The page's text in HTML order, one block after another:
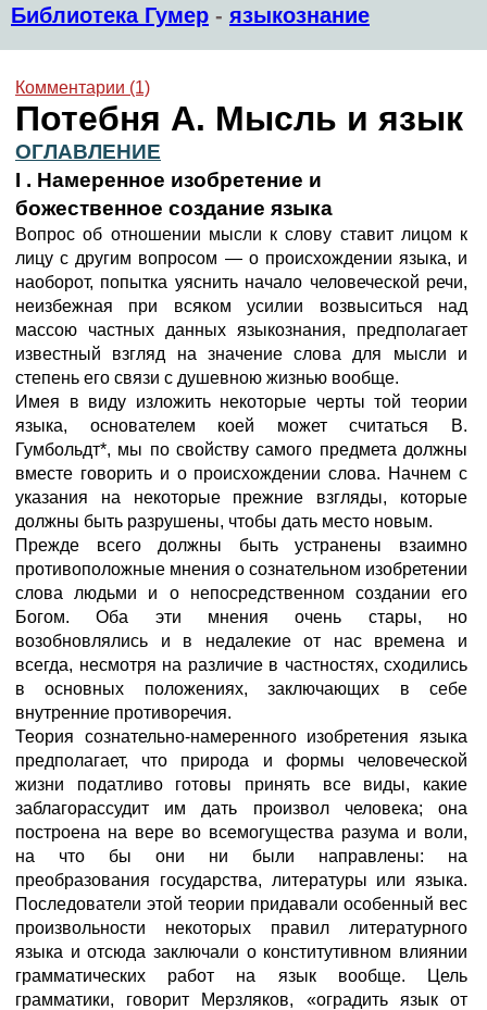
Библиотека Гумер - языкознание
Комментарии (1)
Потебня А. Мысль и язык
ОГЛАВЛЕНИЕ
I . Намеренное изобретение и
божественное создание языка
Вопрос об отношении мысли к слову ставит лицом к
лицу с другим вопросом — о происхождении языка, и
наоборот, попытка уяснить начало человеческой речи,
неизбежная при всяком усилии возвыситься над
массою частных данных языкознания, предполагает
известный взгляд на значение слова для мысли и
степень его связи с душевною жизнью вообще.
Имея в виду изложить некоторые черты той теории
языка, основателем коей может считаться В.
Гумбольдт*, мы по свойству самого предмета должны
вместе говорить и о происхождении слова. Начнем с
указания на некоторые прежние взгляды, которые
должны быть разрушены, чтобы дать место новым.
Прежде всего должны быть устранены взаимно
противоположные мнения о сознательном изобретении
слова людьми и о непосредственном создании его
Богом. Оба эти мнения очень стары, но
возобновлялись и в недалекие от нас времена и
всегда, несмотря на различие в частностях, сходились
в основных положениях, заключающих в себе
внутренние противоречия.
Теория сознательно-намеренного изобретения языка
предполагает, что природа и формы человеческой
жизни податливо готовы принять все виды, какие
заблагорассудит им дать произвол человека; она
построена на вере во всемогущества разума и воли,
на что бы они ни были направлены: на
преобразования государства, литературы или языка.
Последователи этой теории придавали особенный вес
произвольности некоторых правил литературного
языка и отсюда заключали о конститутивном влиянии
грамматических работ на язык вообще. Цель
грамматики, говорит Мерзляков, «оградить язык от